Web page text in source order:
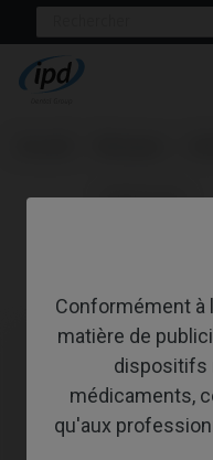
Conformément à
matière de
dispositifs
médicaments,
qu'aux
                      Multi-Unit